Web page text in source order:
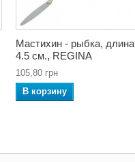
Мастихин - рыбка, длина
4.5 см., REGINA
105,80 грн
В корзину